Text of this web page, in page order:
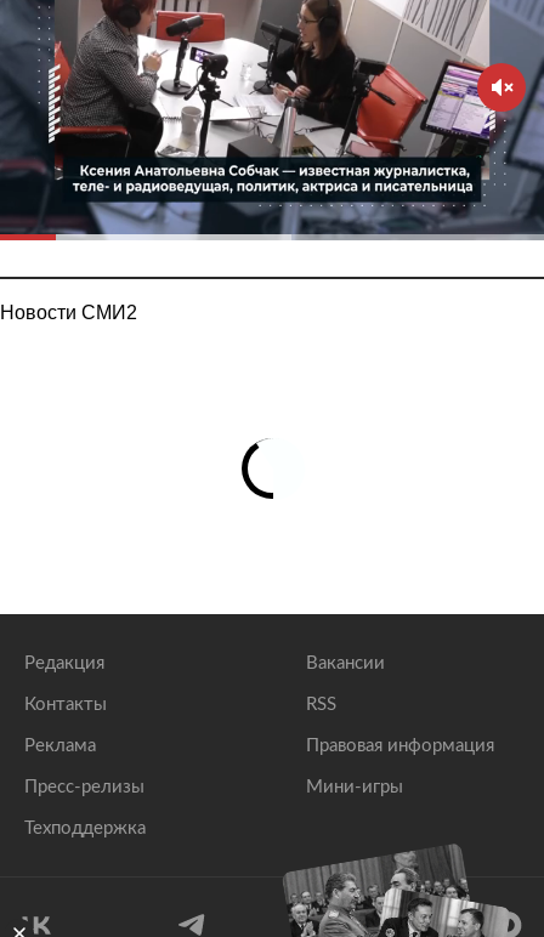
Новости СМИ2
Редакция
Контакты
Реклама
Пресс-релизы
Техподдержка
Вакансии
RSS
Правовая информация
Мини-игры